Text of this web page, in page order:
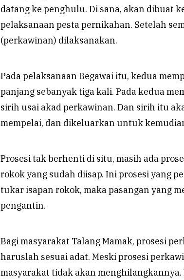
datang ke penghulu. Di sana, akan dibuat
pelaksanaan pesta pernikahan. Setelah
(perkawinan) dilaksanakan.
Pada pelaksanaan Begawai itu, kedua
panjang sebanyak tiga kali. Pada kedua
sirih usai akad perkawinan. Dan sirih itu
mempelai, dan dikeluarkan untuk
Prosesi tak berhenti di situ, masih ada
rokok yang sudah diisap. Ini prosesi yang
tukar isapan rokok, maka pasangan yang
pengantin.
Bagi masyarakat Talang Mamak, prosesi
haruslah sesuai adat. Meski prosesi
masyarakat tidak akan menghilangkannya.